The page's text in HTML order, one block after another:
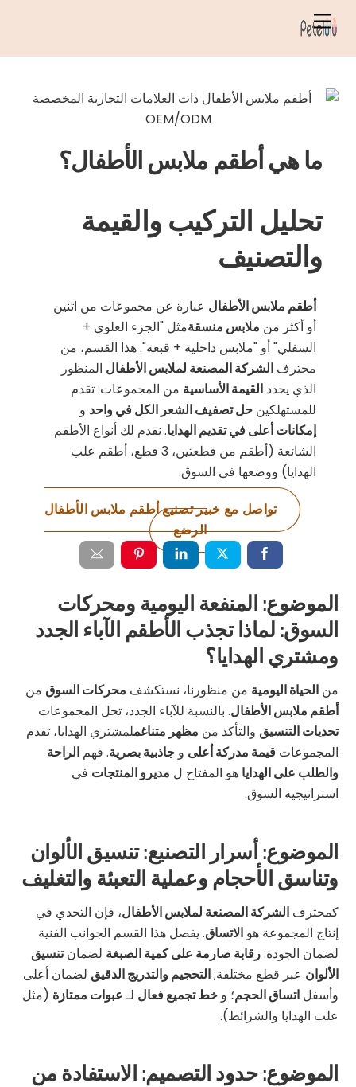
تخطي
قائمة
الطعام
ما هي أطقم ملابس الأطفال؟
تحليل التركيب والقيمة
والتصنيف
أطقم ملابس الأطفال عبارة عن مجموعات من اثنين
أو أكثر من ملابس منسقةمثل "الجزء العلوي +
السفلي" أو "ملابس داخلية + قبعة". هذا القسم، من
محترفالشركة المصنعة لملابس الأطفال المنظور
الذي يحددالقيمة الأساسية من المجموعات: تقدم
للمستهلكينحل تصفيف الشعر الكل في واحد و
إمكانات أعلى في تقديم الهدايا. نقدم لك أنواع الأطقم
الشائعة (أطقم من قطعتين، 3 قطع، أطقم علب
الهدايا) ووضعها في السوق.
تواصل مع خبير تصنيع أطقم ملابس الأطفال
الرضع
الموضوع: المنفعة اليومية ومحركات
السوق: لماذا تجذب الأطقم الآباء الجدد
ومشتري الهدايا؟
منالحياة اليومية من منظورنا، نستكشف محركات السوق من
أطقم ملابس الأطفال. بالنسبة للآباء الجدد، تحل المجموعات
تحديات التنسيق والتأكد من مظهر متناغملمشتري الهدايا، تقدم
المجموعاتقيمة مدركة أعلى وجاذبية بصرية. فهمالراحة
والطلب على الهدايا هو المفتاح ل مديرو المنتجات في
استراتيجية السوق.
الموضوع: أسرار التصنيع: تنسيق الألوان
وتناسق الأحجام وعملية التعبئة والتغليف
كمحترفالشركة المصنعة لملابس الأطفال، فإن التحدي في
إنتاج المجموعة هوالاتساق. يفصل هذا القسم الجوانب الفنية
لضمان الجودة:رقابة صارمة على كمية الصبغة لضمانتنسيق
الألوان عبر قطع مختلفة;التحجيم والتدريج الدقيق لضمان أعلى
وأسفلاتساق الحجم؛ وخط تجميع فعال لـعبوات ممتازة (مثل
علب الهدايا والشرائط).
الموضوع: حدود التصميم: الاستفادة من